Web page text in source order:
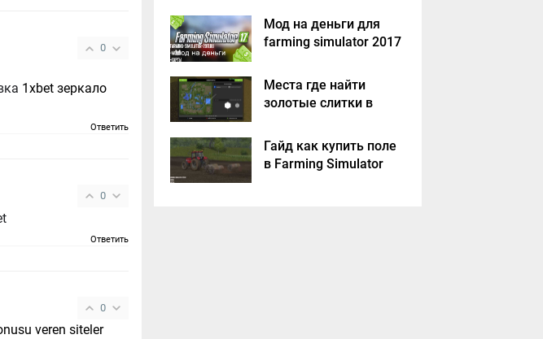
0
1xbet зеркало
Ответить
0
Ответить
0
veren siteler
Мод на деньги для
farming simulator 2017
Места где найти
золотые слитки в
2017?
Гайд как купить поле
в Farming Simulator